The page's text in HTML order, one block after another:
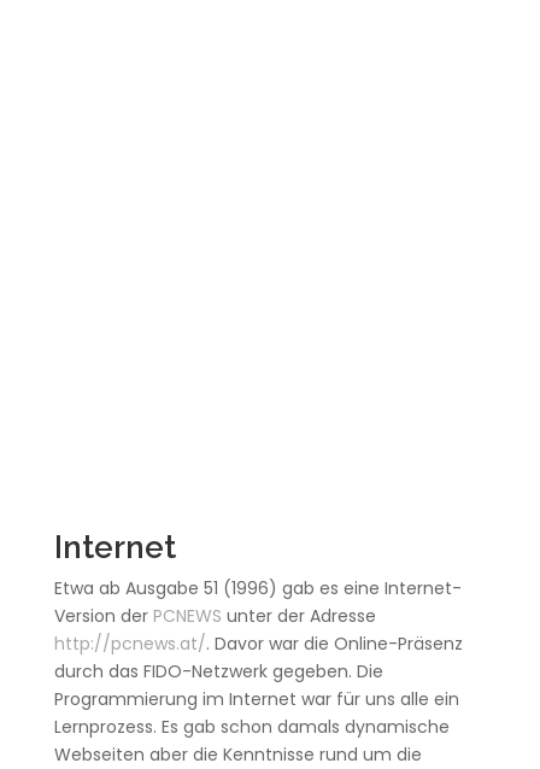
Internet
Etwa ab Ausgabe 51 (1996) gab es eine Internet-
Version der PCNEWS unter der Adresse
http://pcnews.at/. Davor war die Online-Präsenz
durch das FIDO-Netzwerk gegeben. Die
Programmierung im Internet war für uns alle ein
Lernprozess. Es gab schon damals dynamische
Webseiten aber die Kenntnisse rund um die